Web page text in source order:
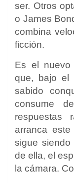
ser. Otros
o James
combina
ficción.
Es el nuevo
que, bajo el
sabido
consume
respuestas
arranca
sigue
de ella, el
la cámara.